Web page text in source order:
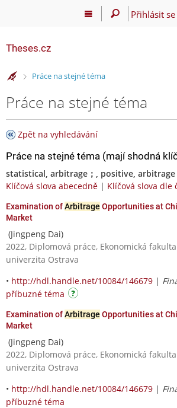
Přihlásit se
Theses.cz
>Práce na stejné téma
Práce na stejné téma
Zpět na vyhledávání
Práce na stejné téma (mají shodná
statistical, arbitrage；, positive, arbitrage
Klíčová slova abecedně | Klíčová slova dle
Examination ofArbitrage Opportunities at
Market
(Jingpeng Dai)
2022, Diplomová práce, Ekonomická
univerzita Ostrava
• http://hdl.handle.net/10084/146679 |
příbuzné téma
Examination ofArbitrage Opportunities at
Market
(Jingpeng Dai)
2022, Diplomová práce, Ekonomická
univerzita Ostrava
• http://hdl.handle.net/10084/146679 |
příbuzné téma